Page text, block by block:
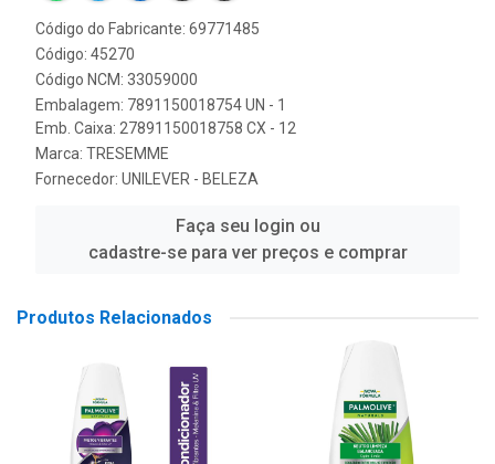
Código do Fabricante: 69771485
Código: 45270
Código NCM: 33059000
Embalagem: 7891150018754 UN - 1
Emb. Caixa: 27891150018758 CX - 12
Marca: TRESEMME
Fornecedor: UNILEVER - BELEZA
Faça seu login ou
cadastre-se para ver preços e comprar
Produtos Relacionados